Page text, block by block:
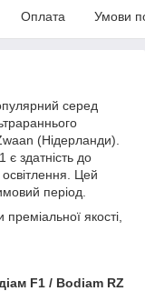
Оплата Умови
серед
(Нідерланди).
здатність до
освітлення. Цей
період.
якості,
F1 / Bodiam RZ